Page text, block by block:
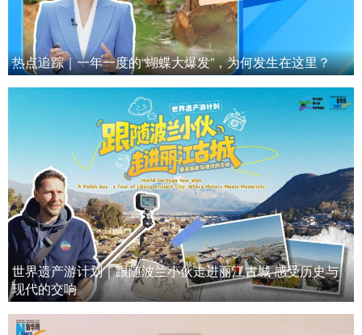
热点追踪｜一年一度的“蝴蝶大爆发”，为何发生在这里？
世界遗产游计划｜跟随波兰小伙走进丽江古城 感受历史与
现代的交响